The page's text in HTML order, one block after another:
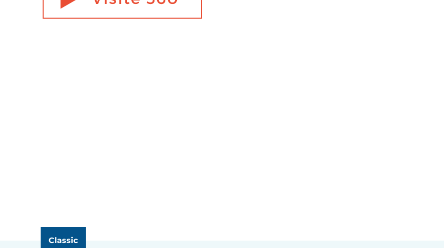
Classic